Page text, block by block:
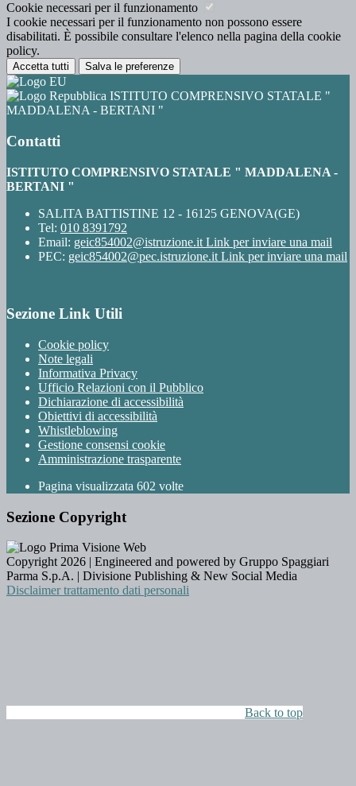
Cookie necessari per il funzionamento
I cookie necessari per il funzionamento non possono essere
disabilitati. È possibile consultare l'elenco nella pagina della cookie
policy.
Accetta tutti Salva le preferenze
ISTITUTO COMPRENSIVO STATALE "
MADDALENA - BERTANI "
Contatti
ISTITUTO COMPRENSIVO STATALE " MADDALENA -
BERTANI "
SALITA BATTISTINE 12 - 16125 GENOVA(GE)
Tel: 010 8391792
Email: geic854002@istruzione.it Link per inviare una mail
PEC: geic854002@pec.istruzione.it Link per inviare una mail
Sezione Link Utili
Cookie policy
Note legali
Informativa Privacy
Ufficio Relazioni con il Pubblico
Dichiarazione di accessibilità
Obiettivi di accessibilità
Whistleblowing
Gestione consensi cookie
Amministrazione trasparente
Pagina visualizzata 602 volte
Sezione Copyright
Copyright 2026 | Engineered and powered by Gruppo Spaggiari
Parma S.p.A. | Divisione Publishing & New Social Media
Disclaimer trattamento dati personali
Back to top